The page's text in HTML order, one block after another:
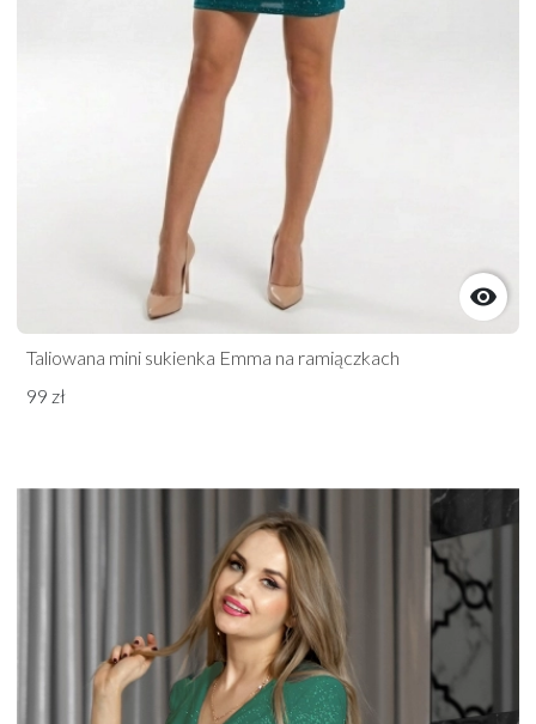

Taliowana mini sukienka Emma na ramiączkach
99 zł